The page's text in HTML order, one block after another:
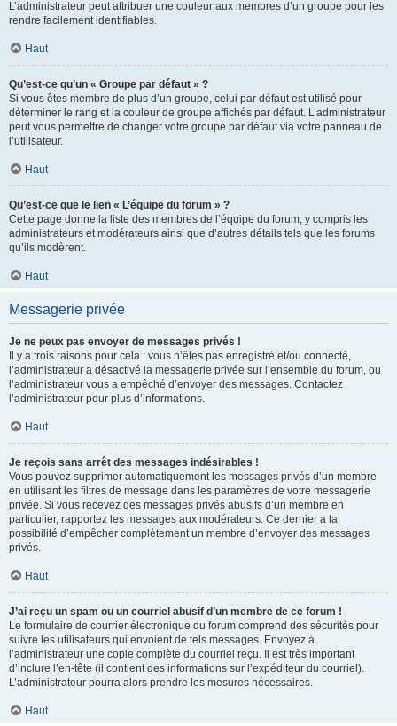
L’administrateur peut attribuer une couleur aux membres d’un groupe pour les
rendre facilement identifiables.
Haut
Qu’est-ce qu’un « Groupe par défaut » ?
Si vous êtes membre de plus d’un groupe, celui par défaut est utilisé pour
déterminer le rang et la couleur de groupe affichés par défaut. L’administrateur
peut vous permettre de changer votre groupe par défaut via votre panneau de
l’utilisateur.
Haut
Qu’est-ce que le lien « L’équipe du forum » ?
Cette page donne la liste des membres de l’équipe du forum, y compris les
administrateurs et modérateurs ainsi que d’autres détails tels que les forums
qu’ils modèrent.
Haut
Messagerie privée
Je ne peux pas envoyer de messages privés !
Il y a trois raisons pour cela : vous n’êtes pas enregistré et/ou connecté,
l’administrateur a désactivé la messagerie privée sur l’ensemble du forum, ou
l’administrateur vous a empêché d’envoyer des messages. Contactez
l’administrateur pour plus d’informations.
Haut
Je reçois sans arrêt des messages indésirables !
Vous pouvez supprimer automatiquement les messages privés d’un membre
en utilisant les filtres de message dans les paramètres de votre messagerie
privée. Si vous recevez des messages privés abusifs d’un membre en
particulier, rapportez les messages aux modérateurs. Ce dernier a la
possibilité d’empêcher complètement un membre d’envoyer des messages
privés.
Haut
J’ai reçu un spam ou un courriel abusif d’un membre de ce forum !
Le formulaire de courrier électronique du forum comprend des sécurités pour
suivre les utilisateurs qui envoient de tels messages. Envoyez à
l’administrateur une copie complète du courriel reçu. Il est très important
d’inclure l’en-tête (il contient des informations sur l’expéditeur du courriel).
L’administrateur pourra alors prendre les mesures nécessaires.
Haut